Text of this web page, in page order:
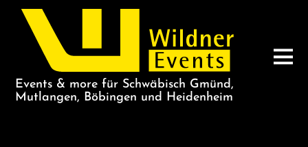
Events & more für Schwäbisch Gmünd,
Mutlangen, Böbingen und Heidenheim